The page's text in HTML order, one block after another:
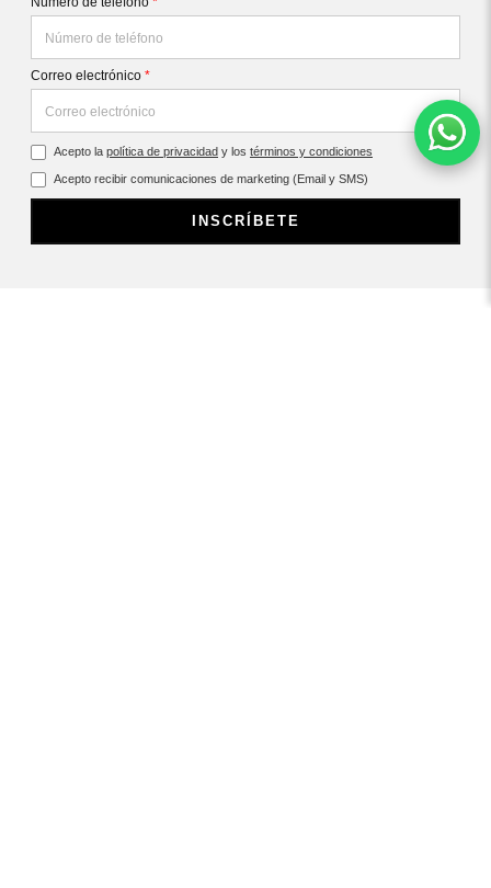
Correo electrónico *
Acepto la política de privacidad y los términos y condiciones
Acepto recibir comunicaciones de marketing (Email y SMS)
INSCRÍBETE